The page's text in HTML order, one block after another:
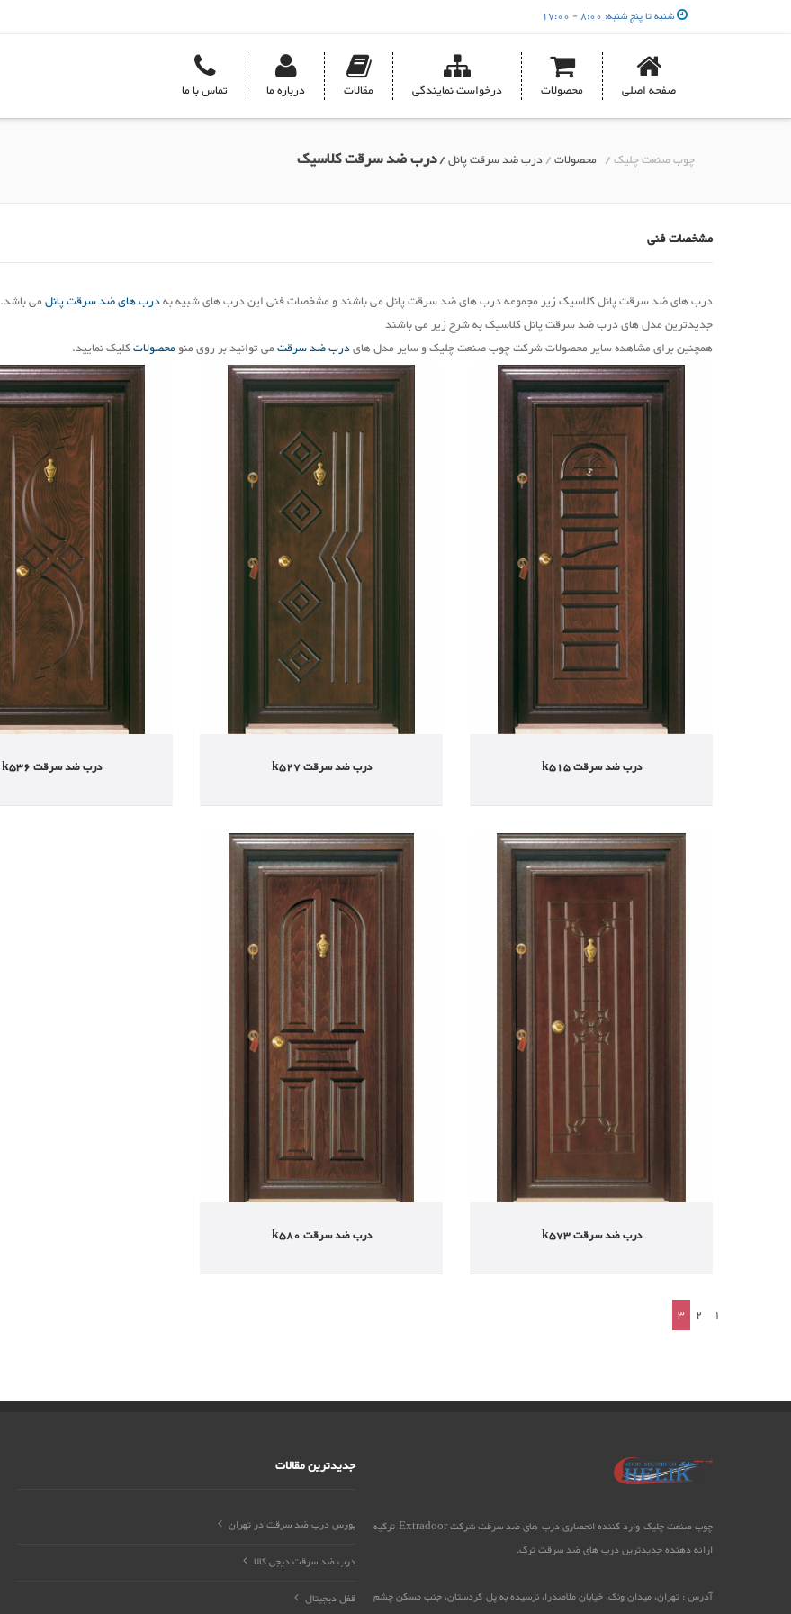
شنبه تا پنج شنبه: 8:00 - 17:00
صفحه اصلی محصولات درخواست نمایندگی مقالات درباره ما تماس با ما
چوب صنعت چلیک / محصولات/درب ضد سرقت پانل /درب ضد سرقت کلاسیک
مشخصات فنی
درب های ضد سرقت پانل کلاسیک زیر مجموعه درب های ضد سرقت پانل می باشند و مشخصات فنی این درب های شبیه بهدرب های ضد سرقت پانلمی باشد.
جدیدترین مدل های درب ضد سرقت پانل کلاسیک به شرح زیر می باشند
همچنین برای مشاهده سایر محصولات شرکت چوب صنعت چلیک و سایر مدل هایدرب ضد سرقتمی توانید بر روی منومحصولاتکلیک نمایید.
درب ضد سرقت k515 درب ضد سرقت k527 درب ضد سرقت k536
درب ضد سرقت k573 درب ضد سرقت k580
1
2
3
جدیدترین مقالات
بورس درب ضد سرقت در تهران
درب ضد سرقت دیجی کالا
قفل دیجیتال
چوب صنعت چلیک وارد کننده انحصاری درب های ضد سرقت شرکت Extradoor ترکیه
ارائه دهنده جدیدترین درب های ضد سرقت ترک.
آدرس : تهران، میدان ونک، خیابان ملاصدرا، نرسیده به پل کردستان، جنب مسکن چشم